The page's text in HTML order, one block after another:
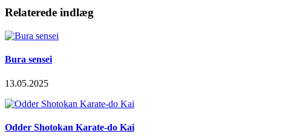
Relaterede indlæg
Bura sensei
13.05.2025
Odder Shotokan Karate-do Kai